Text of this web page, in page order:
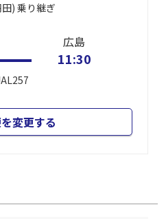
)乗り継ぎ
広島
11:30
変更する